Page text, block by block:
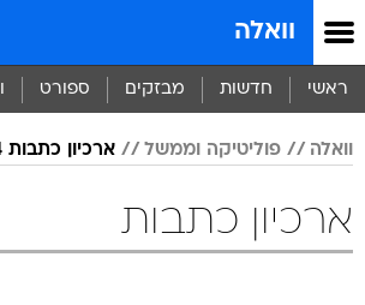
וואלה
ראשי חדשות מבזקים ספורט
וואלה פוליטיקה וממשל ארכיון כתבות 2024
ארכיון כתבות